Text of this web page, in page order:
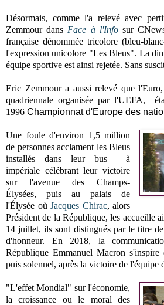
Désormais, comme l'a relevé avec
Zemmour dans Face à l'Info sur
française dénommée tricolore (bleu-
l'expression unicolore "Les Bleus". La
équipe sportive est ainsi rejetée. Sans
Eric Zemmour a aussi relevé que
quadriennale organisée par l'UEFA,
1996 Championnat d'Europe des
Une foule d'environ 1,5 million
de personnes acclament les Bleus
installés dans leur bus à
impériale célébrant leur victoire
sur l'avenue des Champs-
Élysées, puis au palais de
l'Élysée oùJacques Chirac, alors
Président de la République, les accueille
14 juillet, ils sont distingués par le titre
d'honneur. En 2018, la
République Emmanuel Macron
puis solennel, après la victoire de l'équipe
"L'effet Mondial" sur l'économie,
la croissance ou le moral des